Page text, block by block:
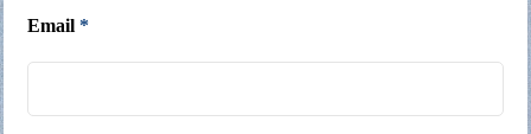
Email *